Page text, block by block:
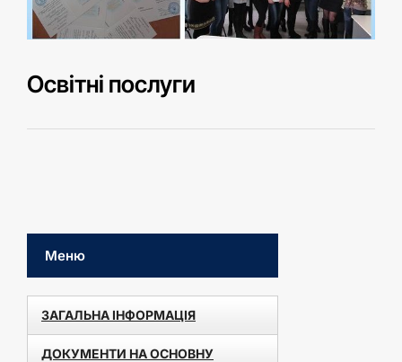
Освітні послуги
Меню
ЗАГАЛЬНА ІНФОРМАЦІЯ
ДОКУМЕНТИ НА ОСНОВНУ